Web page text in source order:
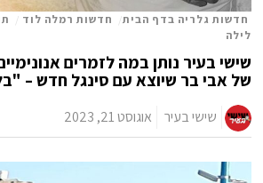
חדשות גלריה בדף הבית חדשות רמלה לוד
לילה
שישי בעיר נותן במה לזמרים
של אבי בר שיוצא עם סינגל חדש –
שישי בעיר אוגוסט 21, 2023